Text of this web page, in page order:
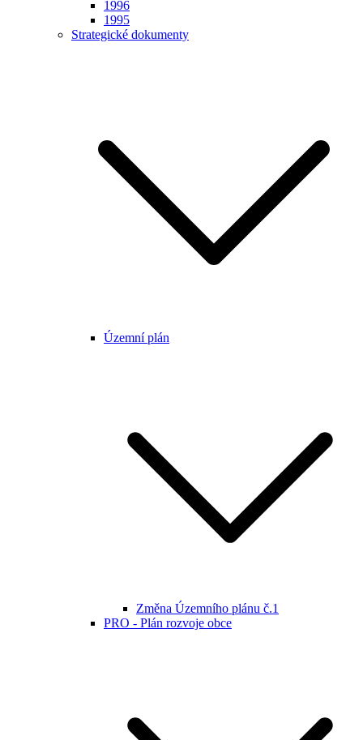
1996
1995
Strategické dokumenty
Územní plán
Změna Územního plánu č.1
PRO - Plán rozvoje obce